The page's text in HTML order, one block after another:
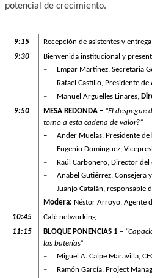
potencial de crecimiento.
9:15
Recepción de asistentes y
9:30
Bienvenida institucional y
–
Empar Martínez, Secretaria
–
Rafael Castillo, Presidente de
–
Manuel Argüelles Linares,
9:50
MESA REDONDA – “El despegue
torno a esta cadena de valor?“
–
Ander Muelas, Presidente de
–
Eugenio Domínguez,
–
Raúl Carbonero, Director
–
Anabel Gutiérrez,
–
Juanjo Catalán, responsable
Modera: Néstor Arroyo, Agente
10:45
Café networking
11:15
BLOQUE PONENCIAS 1 –
las baterías”
–
Miguel A. Calpe Maravilla,
–
Ramón García, Project